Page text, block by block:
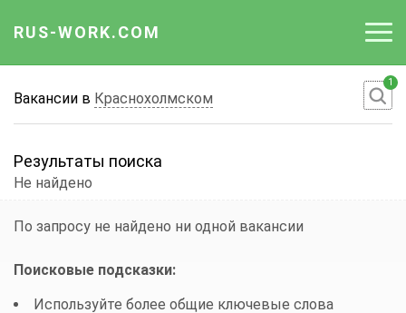
RUS-WORK.COM
Вакансии
Отрасли
Вакансии в Краснохолмском
1
Результаты поиска
Не найдено
По запросу не найдено ни одной вакансии
Поисковые подсказки:
Используйте более общие ключевые слова